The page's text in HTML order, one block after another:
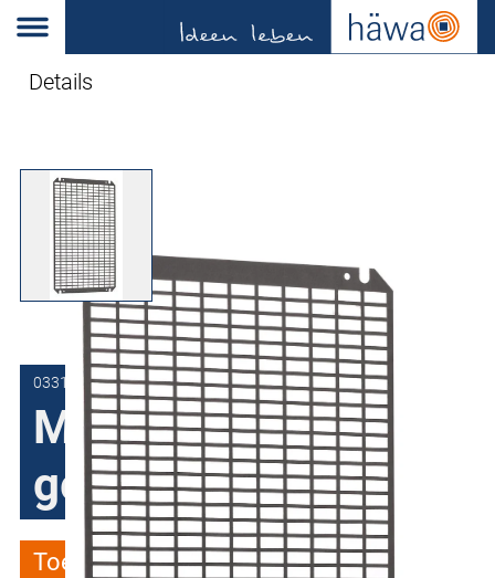
Details
0331-3030-00-03
Montageplaat
geponst
Toevoegen aan verlanglijstje